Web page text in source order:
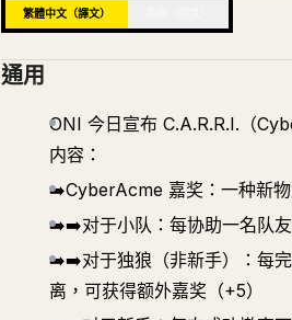
繁體中文（譯文）
通用
ONI 今日宣布 C.A.R.R.I.（
内容：
➡️CyberAcme 嘉奖：一种新物
➡️➡️对于小队：每协助一名队友
➡️➡️对于独狼（非新手）：每
离，可获得额外嘉奖（+5）